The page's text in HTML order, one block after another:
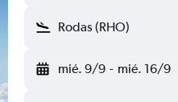
Rodas (RHO)
mié. 9/9 - mié. 16/9